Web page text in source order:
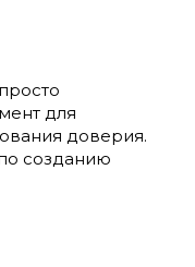
для
доверия.
созданию